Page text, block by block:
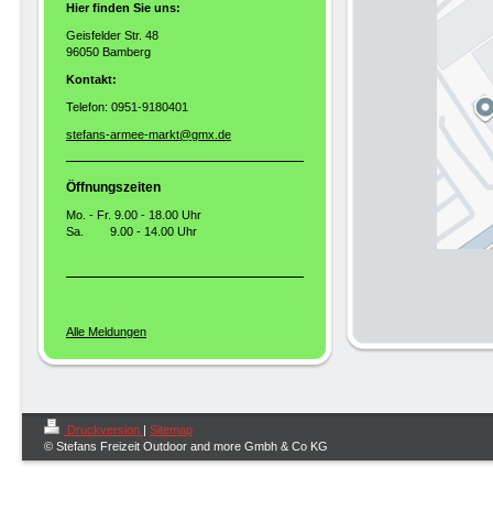
Hier finden Sie uns:
Geisfelder Str. 48
96050 Bamberg
Kontakt:
Telefon: 0951-9180401
stefans-armee-markt@gmx.de
Öffnungszeiten
Mo. - Fr. 9.00 - 18.00 Uhr
Sa. 9.00 - 14.00 Uhr
Alle Meldungen
Druckversion | Sitemap
© Stefans Freizeit Outdoor and more Gmbh & Co KG